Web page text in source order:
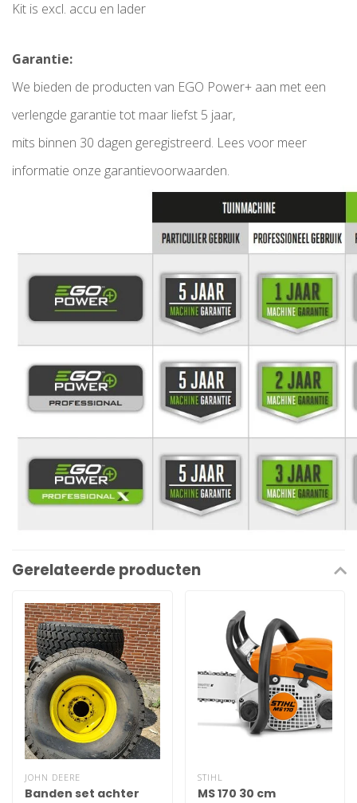
Kit is excl. accu en lader
Garantie:
We bieden de producten van EGO Power+ aan met een
verlengde garantie tot maar liefst 5 jaar,
mits binnen 30 dagen geregistreerd. Lees voor meer
informatie onze garantievoorwaarden.
Gerelateerde producten
JOHN DEERE
Banden set achter
STIHL
MS 170 30 cm